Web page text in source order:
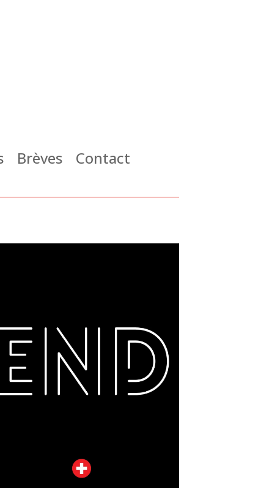
Brèves Contact